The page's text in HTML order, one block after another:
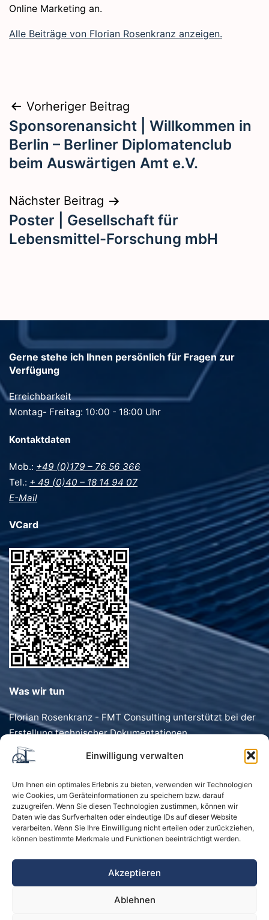
Einwilligung verwalten
Um Ihnen ein optimales Erlebnis zu bieten, verwenden wir Technologien
wie Cookies, um Geräteinformationen zu speichern bzw. darauf
zuzugreifen. Wenn Sie diesen Technologien zustimmen, können wir
Daten wie das Surfverhalten oder eindeutige IDs auf dieser Website
verarbeiten. Wenn Sie Ihre Einwilligung nicht erteilen oder zurückziehen,
können bestimmte Merkmale und Funktionen beeinträchtigt werden.
Akzeptieren
Ablehnen
Online Marketing an.
Alle Beiträge von Florian Rosenkranz anzeigen.
Beitragsnavigation
Vorheriger Beitrag
Sponsorenansicht | Willkommen in
Berlin – Berliner Diplomatenclub
beim Auswärtigen Amt e.V.
Nächster Beitrag
Poster | Gesellschaft für
Lebensmittel-Forschung mbH
Gerne stehe ich Ihnen persönlich für Fragen zur
Verfügung
Erreichbarkeit
Montag- Freitag: 10:00 - 18:00 Uhr
Kontaktdaten
Mob.: +49 (0)179 – 76 56 366
Tel.: + 49 (0)40 – 18 14 94 07
E-Mail
VCard
Was wir tun
Florian Rosenkranz - FMT Consulting unterstützt bei der
Erstellung technischer Dokumentationen,
Förderanträgen, Dokumentenvorlagen und
Geschäftstexten. Schnell, präzise und individuell.
Startseite Kontakt Impressum
Datenschutzerklärung